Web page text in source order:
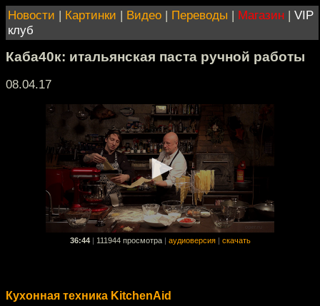
Новости | Картинки | Видео | Переводы | Магазин | VIP
клуб
Каба40к: итальянская паста ручной работы
08.04.17
36:44 111944 просмотра аудиоверсия скачать
Кухонная техника KitchenAid